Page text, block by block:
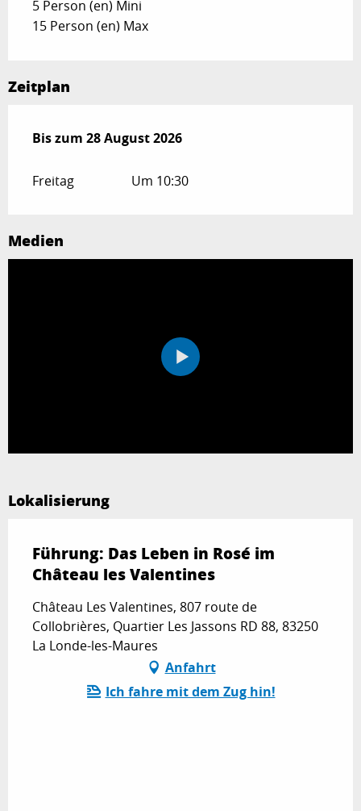
5 Person (en) Mini
15 Person (en) Max
Zeitplan
vom3 April 2026bis zum
Bis zum 28 August 2026
Freitag Um 10:30
Medien
Lokalisierung
Führung: Das Leben in Rosé im
Château les Valentines
Château Les Valentines, 807 route de
Collobrières, Quartier Les Jassons RD 88, 83250
La Londe-les-Maures
Anfahrt
Ich fahre mit dem Zug hin!